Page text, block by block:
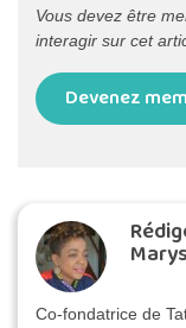
Vous devez être
interagir sur cet
Devenez
Co-fondatrice de